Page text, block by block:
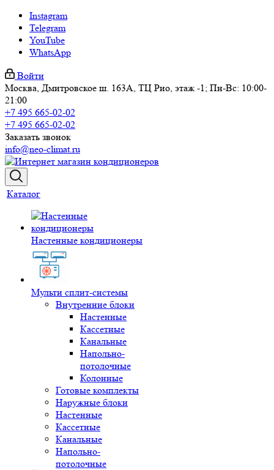
Instagram
Telegram
YouTube
WhatsApp
Войти
Москва, Дмитровское ш. 163А, ТЦ Рио, этаж -1; Пн-Вс: 10:00-
21:00
+7 495 665-02-02
+7 495 665-02-02
Заказать звонок
info@neo-climat.ru
Каталог
Настенные кондиционеры
Мульти сплит-системы
Внутренние блоки
Настенные
Кассетные
Канальные
Напольно-
потолочные
Колонные
Готовые комплекты
Наружные блоки
Настенные
Кассетные
Канальные
Напольно-
потолочные